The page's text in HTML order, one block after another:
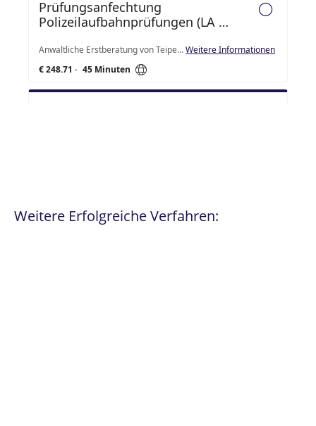
Weitere Erfolgreiche Verfahren: